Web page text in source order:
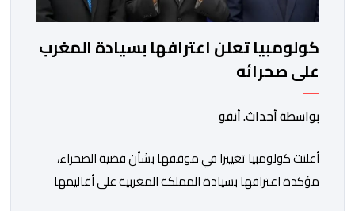
كولومبيا تعلن اعترافها بسيادة المغرب
على صحرائه
بواسطة أحداث. أنفو
أعلنت كولومبيا تغييرا في موقفها بشأن قضية الصحراء،
مؤكدة اعترافها بسيادة المملكة المغربية على أقاليمها